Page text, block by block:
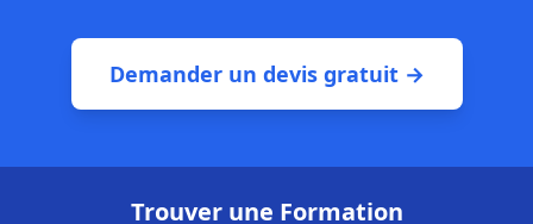
Demander un devis gratuit →
Trouver une Formation